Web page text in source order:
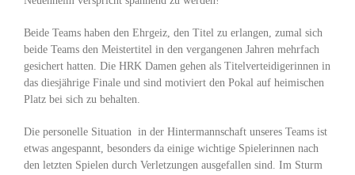
Beide Teams haben den Ehrgeiz, den Titel zu erlangen, zumal sich
beide Teams den Meistertitel in den vergangenen Jahren mehrfach
gesichert hatten. Die HRK Damen gehen als Titelverteidigerinnen in
das diesjährige Finale und sind motiviert den Pokal auf heimischen
Platz bei sich zu behalten.
Die personelle Situation in der Hintermannschaft unseres Teams ist
etwas angespannt, besonders da einige wichtige Spielerinnen nach
den letzten Spielen durch Verletzungen ausgefallen sind. Im Sturm